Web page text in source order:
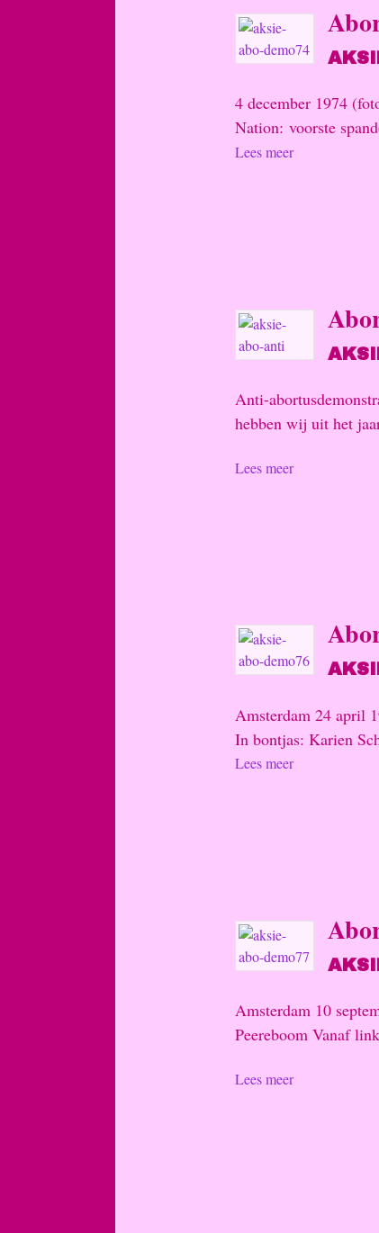
4 december 1974
Nation: voorste
Lees meer
Anti-
hebben wij uit het
Lees meer
Amsterdam 24 april
In bontjas: Karien
Lees meer
Amsterdam 10
Peereboom Vanaf
Lees meer